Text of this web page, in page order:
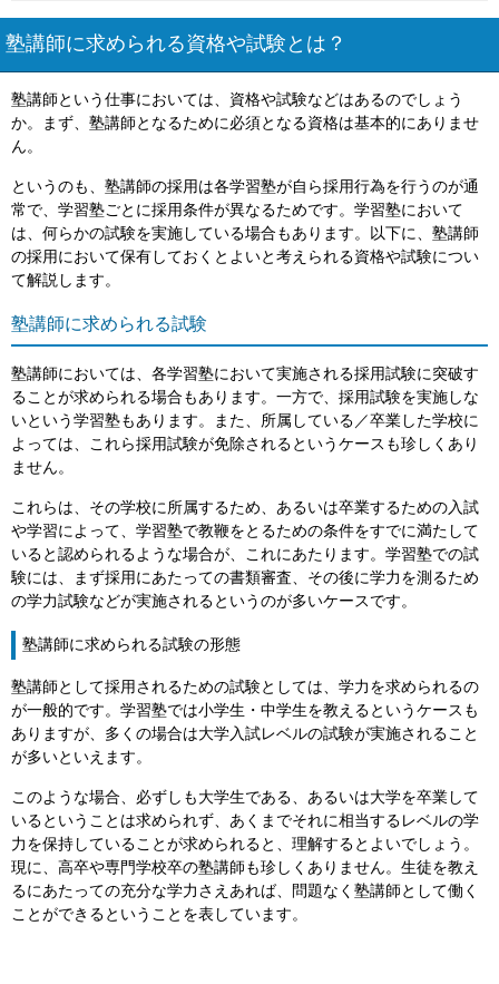
塾講師に求められる資格や試験とは？
塾講師という仕事においては、資格や試験などはあるのでしょう
か。まず、塾講師となるために必須となる資格は基本的にありませ
ん。
というのも、塾講師の採用は各学習塾が自ら採用行為を行うのが通
常で、学習塾ごとに採用条件が異なるためです。学習塾において
は、何らかの試験を実施している場合もあります。以下に、塾講師
の採用において保有しておくとよいと考えられる資格や試験につい
て解説します。
塾講師に求められる試験
塾講師においては、各学習塾において実施される採用試験に突破す
ることが求められる場合もあります。一方で、採用試験を実施しな
いという学習塾もあります。また、所属している／卒業した学校に
よっては、これら採用試験が免除されるというケースも珍しくあり
ません。
これらは、その学校に所属するため、あるいは卒業するための入試
や学習によって、学習塾で教鞭をとるための条件をすでに満たして
いると認められるような場合が、これにあたります。学習塾での試
験には、まず採用にあたっての書類審査、その後に学力を測るため
の学力試験などが実施されるというのが多いケースです。
塾講師に求められる試験の形態
塾講師として採用されるための試験としては、学力を求められるの
が一般的です。学習塾では小学生・中学生を教えるというケースも
ありますが、多くの場合は大学入試レベルの試験が実施されること
が多いといえます。
このような場合、必ずしも大学生である、あるいは大学を卒業して
いるということは求められず、あくまでそれに相当するレベルの学
力を保持していることが求められると、理解するとよいでしょう。
現に、高卒や専門学校卒の塾講師も珍しくありません。生徒を教え
るにあたっての充分な学力さえあれば、問題なく塾講師として働く
ことができるということを表しています。